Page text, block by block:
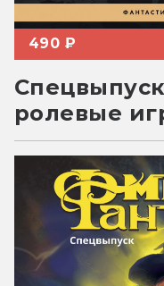
490 ₽
ролевые